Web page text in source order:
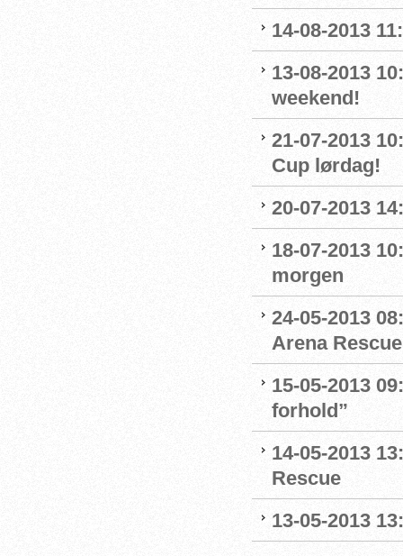
14-08-2013
13-08-2013
weekend!
21-07-2013
Cup lørdag!
20-07-2013
18-07-2013
morgen
24-05-2013
Arena Rescue
15-05-2013
forhold”
14-05-2013
Rescue
13-05-2013